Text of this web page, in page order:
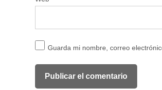
Guarda mi nombre, correo